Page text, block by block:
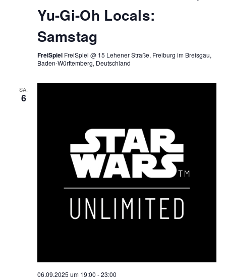
Yu-Gi-Oh Locals:
Samstag
FreiSpiel FreiSpiel @ 15 Lehener Straße, Freiburg im Breisgau,
Baden-Württemberg, Deutschland
SA.
6
06.09.2025 um 19:00 -23:00